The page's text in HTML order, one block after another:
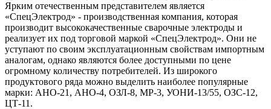
Ярким отечественным представителем является
«СпецЭлектрод» - производственная компания, которая
производит высококачественные сварочные электроды и
реализует их под торговой маркой «СпецЭлектрод». Они не
уступают по своим эксплуатационным свойствам импортным
аналогам, однако являются более доступными по цене
огромному количеству потребителей. Из широкого
продуктового ряда можно выделить наиболее популярные
марки: АНО-21, АНО-4, ОЗЛ-8, МР-3, УОНИ-13/55, ОЗС-12,
ЦТ-11.